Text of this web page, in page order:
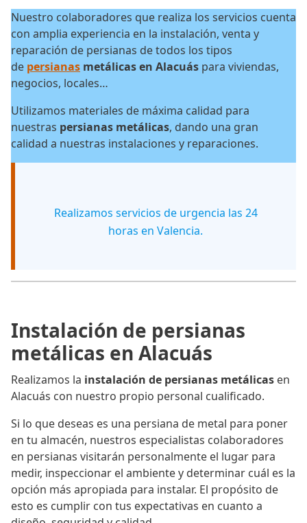
Nuestro colaboradores que realiza los servicios cuenta
con amplia experiencia en la instalación, venta y
reparación de persianas de todos los tipos
de persianas metálicas en Alacuás para viviendas,
negocios, locales…
Utilizamos materiales de máxima calidad para
nuestras persianas metálicas, dando una gran
calidad a nuestras instalaciones y reparaciones.
Realizamos servicios de urgencia las 24
horas en Valencia.
Instalación de persianas
metálicas en Alacuás
Realizamos la instalación de persianas metálicas en
Alacuás con nuestro propio personal cualificado.
Si lo que deseas es una persiana de metal para poner
en tu almacén, nuestros especialistas colaboradores
en persianas visitarán personalmente el lugar para
medir, inspeccionar el ambiente y determinar cuál es la
opción más apropiada para instalar. El propósito de
esto es cumplir con tus expectativas en cuanto a